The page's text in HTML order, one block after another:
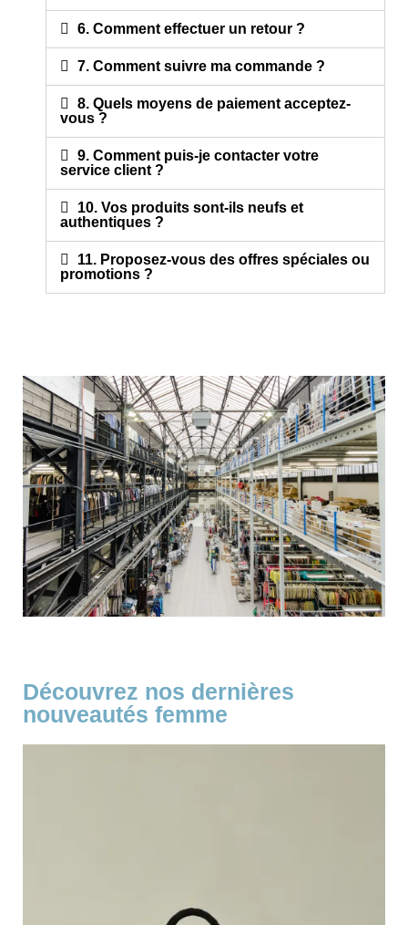
6. Comment effectuer un retour ?
7. Comment suivre ma commande ?
8. Quels moyens de paiement acceptez-
vous ?
9. Comment puis-je contacter votre
service client ?
10. Vos produits sont-ils neufs et
authentiques ?
11. Proposez-vous des offres spéciales ou
promotions ?
Découvrez nos dernières
nouveautés femme